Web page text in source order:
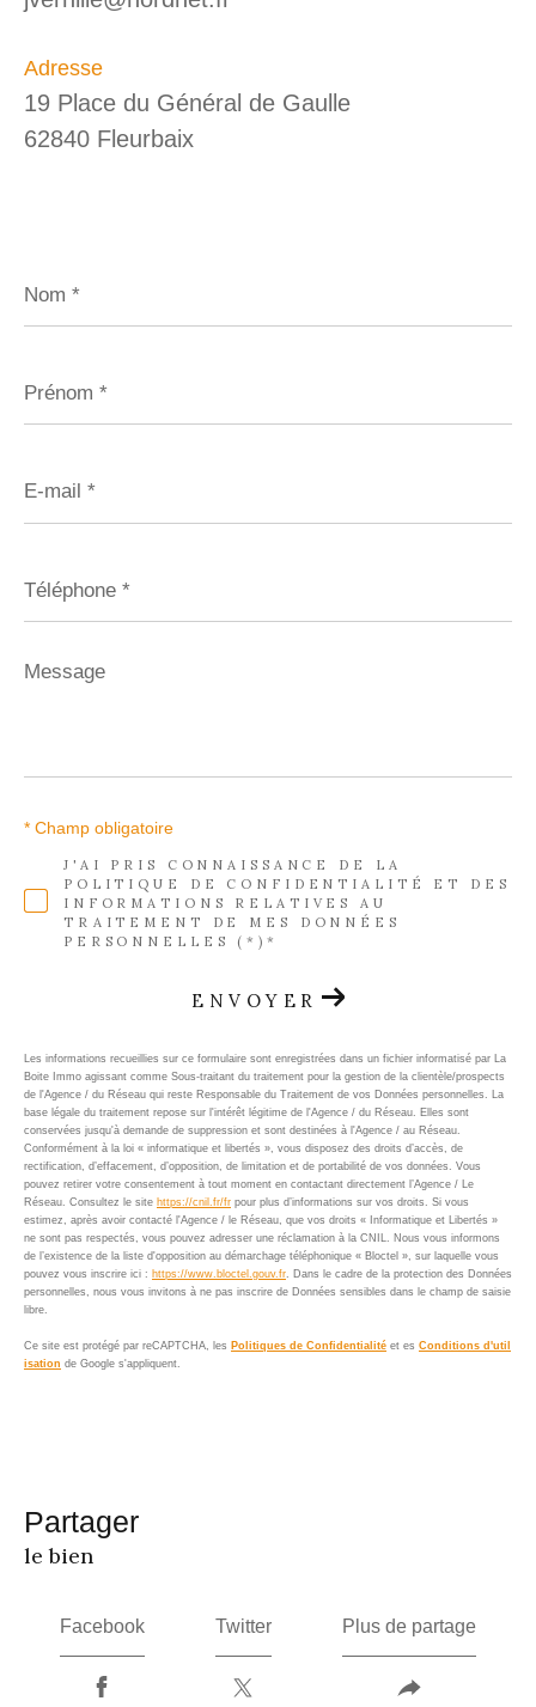
Adresse
19 Place du Général de Gaulle
62840 Fleurbaix
*
*
mail
*
*
Message
*
J'AI PRIS CONNAISSANCE DE LA
POLITIQUE DE CONFIDENTIALITÉ ET DES
INFORMATIONS RELATIVES AU
TRAITEMENT DE MES DONNÉES
PERSONNELLES (*)*
* Champ obligatoire
ENVOYER
Les informations recueillies sur ce formulaire sont enregistrées dans un fichier informatisé par La
Boite Immo agissant comme Sous-traitant du traitement pour la gestion de la clientèle/prospects
de l'Agence / du Réseau qui reste Responsable du Traitement de vos Données personnelles. La
base légale du traitement repose sur l'intérêt légitime de l'Agence / du Réseau. Elles sont
conservées jusqu'à demande de suppression et sont destinées à l'Agence / au Réseau.
Conformément à la loi « informatique et libertés », vous disposez des droits d’accès, de
rectification, d’effacement, d’opposition, de limitation et de portabilité de vos données. Vous
pouvez retirer votre consentement à tout moment en contactant directement l’Agence / Le
Réseau. Consultez le site https://cnil.fr/fr pour plus d’informations sur vos droits. Si vous
estimez, après avoir contacté l'Agence / le Réseau, que vos droits « Informatique et Libertés »
ne sont pas respectés, vous pouvez adresser une réclamation à la CNIL. Nous vous informons
de l’existence de la liste d'opposition au démarchage téléphonique « Bloctel », sur laquelle vous
pouvez vous inscrire ici : https://www.bloctel.gouv.fr. Dans le cadre de la protection des Données
personnelles, nous vous invitons à ne pas inscrire de Données sensibles dans le champ de saisie
libre.
Ce site est protégé par reCAPTCHA, les Politiques de Confidentialité et es Conditions d'util
isation de Google s'appliquent.
partager
le bien
Facebook Twitter Plus de partage